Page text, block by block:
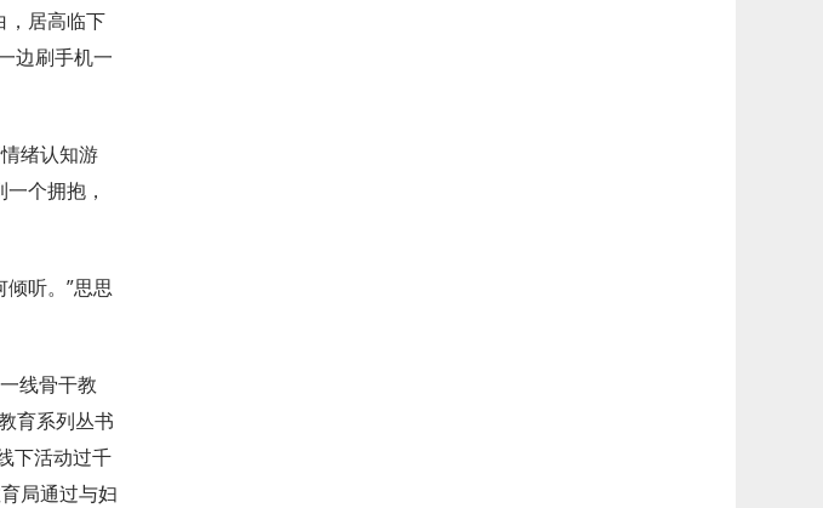
，居高临下
边刷手机一
绪认知游
个拥抱，
听。”思思
线骨干教
育系列丛书
下活动过千
局通过与妇